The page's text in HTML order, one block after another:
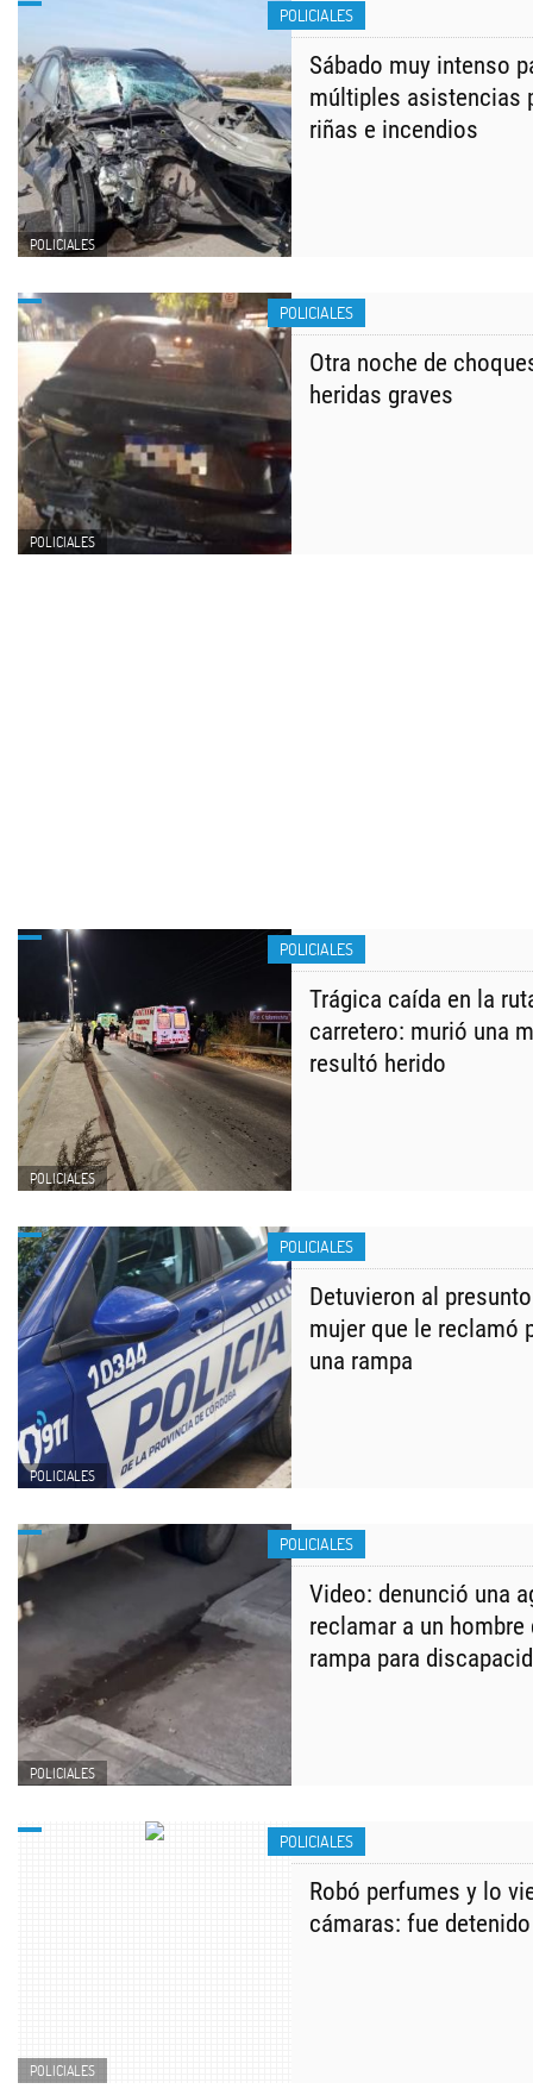
POLICIALES
POLICIALES
Sábado muy intenso
múltiples asistencias
riñas e incendios
POLICIALES
POLICIALES
Otra noche de
heridas graves
POLICIALES
POLICIALES
Trágica caída en la
carretero: murió una
resultó herido
POLICIALES
POLICIALES
​Detuvieron al
mujer que le reclamó
una rampa
POLICIALES
POLICIALES
Video: denunció una
reclamar a un
rampa para
POLICIALES
POLICIALES
Robó perfumes y lo
cámaras: fue detenido